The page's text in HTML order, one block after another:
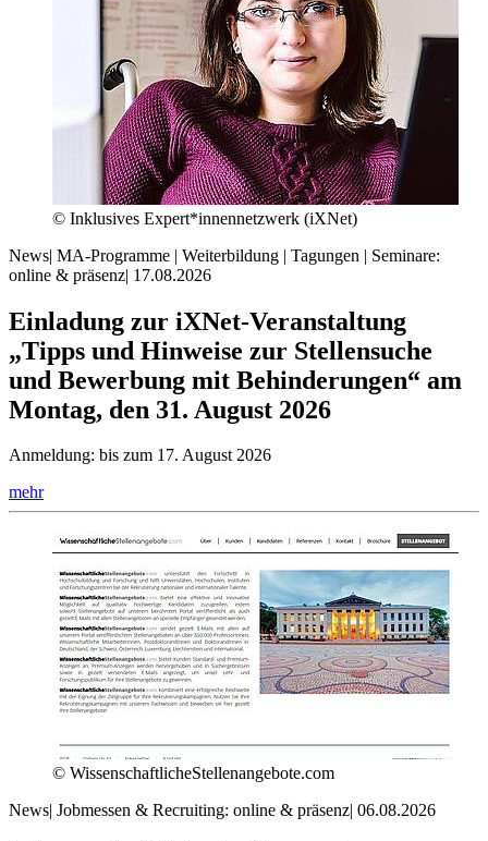
© Inklusives Expert*innennetzwerk (iXNet)
News| MA-Programme | Weiterbildung | Tagungen | Seminare:
online & präsenz| 17.08.2026
Einladung zur iXNet-Veranstaltung
„Tipps und Hinweise zur Stellensuche
und Bewerbung mit Behinderungen“ am
Montag, den 31. August 2026
Anmeldung: bis zum 17. August 2026
mehr
© WissenschaftlicheStellenangebote.com
News| Jobmessen & Recruiting: online & präsenz| 06.08.2026